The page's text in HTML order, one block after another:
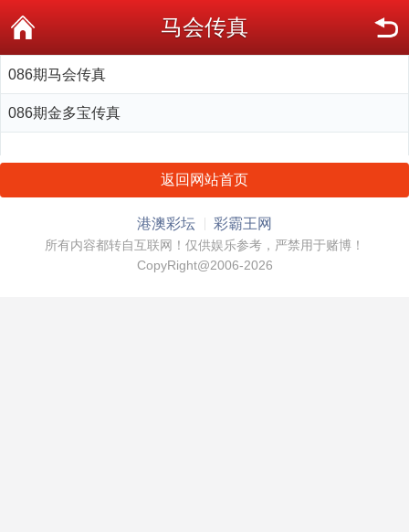
马会传真
086期马会传真
086期金多宝传真
返回网站首页
港澳彩坛 彩霸王网
所有内容都转自互联网！仅供娱乐参考，严禁用于赌博！
CopyRight@2006-2026